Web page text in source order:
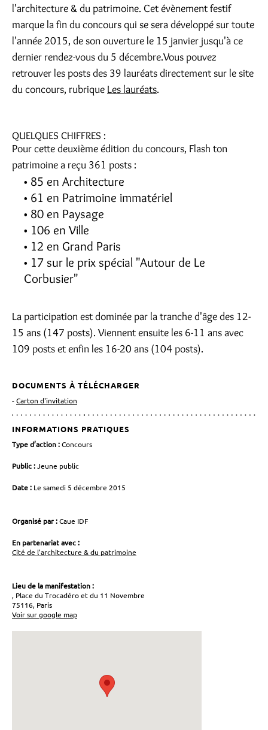
l'architecture & du patrimoine. Cet évènement festif
marque la fin du concours qui se sera développé sur toute
l'année 2015, de son ouverture le 15 janvier jusqu'à ce
dernier rendez-vous du 5 décembre.Vous pouvez
retrouver les posts des 39 lauréats directement sur le site
du concours, rubrique Les lauréats.
QUELQUES CHIFFRES :
Pour cette deuxième édition du concours, Flash ton
patrimoine a reçu 361 posts :
85 en Architecture
61 en Patrimoine immatériel
80 en Paysage
106 en Ville
12 en Grand Paris
17 sur le prix spécial "Autour de Le
Corbusier"
La participation est dominée par la tranche d'âge des 12-
15 ans (147 posts). Viennent ensuite les 6-11 ans avec
109 posts et enfin les 16-20 ans (104 posts).
DOCUMENTS À TÉLÉCHARGER
Carton d'invitation
INFORMATIONS PRATIQUES
Type d’action :Concours
Public :Jeune public
Date : Le samedi 5 décembre 2015
Organisé par :Caue IDF
En partenariat avec :
Cité de l'architecture & du patrimoine
Lieu de la manifestation :
, Place du Trocadéro et du 11 Novembre
75116, Paris
Voir sur google map